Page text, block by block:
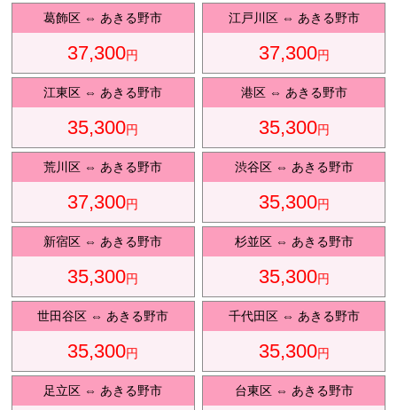
送迎プ
ラン
観光タクシ
ー
ディズニ
ー送迎
東
京
葛飾区 ⇔あきる野市
37,300円
江戸川区⇔ あきる野市
37,300円
江東区 ⇔あきる野市
35,300円
港区⇔ あきる野市
35,300円
荒川区 ⇔あきる野市
37,300円
渋谷区⇔ あきる野市
35,300円
新宿区 ⇔あきる野市
35,300円
杉並区⇔ あきる野市
35,300円
世田谷区 ⇔あきる野市
35,300円
千代田区⇔ あきる野市
35,300円
足立区 ⇔あきる野市 台東区⇔ あきる野市